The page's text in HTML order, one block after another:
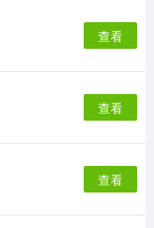
查看
查看
查看